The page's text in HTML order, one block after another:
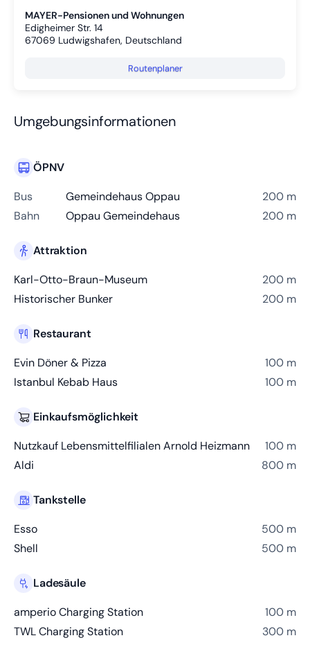
MAYER-Pensionen und Wohnungen
Edigheimer Str. 14
67069 Ludwigshafen, Deutschland
Routenplaner
Umgebungsinformationen
ÖPNV
Bus
Gemeindehaus Oppau
200 m
Bahn
Oppau Gemeindehaus 200 m
Attraktion
Karl-Otto-Braun-Museum
200 m
Historischer Bunker
200 m
Restaurant
Evin Döner & Pizza
100 m
Istanbul Kebab Haus
100 m
Einkaufsmöglichkeit
Nutzkauf Lebensmittelfilialen Arnold Heizmann
100 m
Aldi
800 m
Tankstelle
Esso
500 m
Shell
500 m
Ladesäule
amperio Charging Station
100 m
TWL Charging Station
300 m